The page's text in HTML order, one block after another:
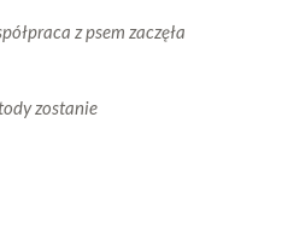
z psem zaczęła
zostanie